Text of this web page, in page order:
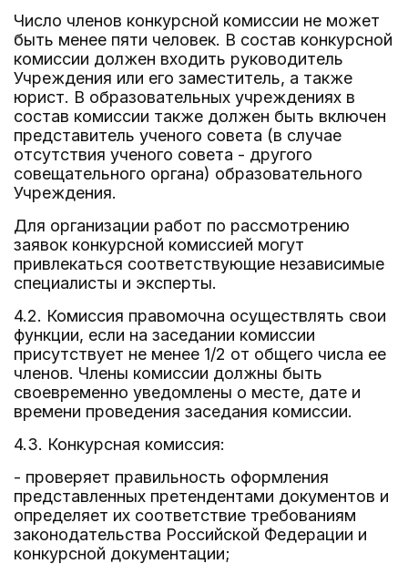
Число членов конкурсной комиссии не может
быть менее пяти человек. В состав конкурсной
комиссии должен входить руководитель
Учреждения или его заместитель, а также
юрист. В образовательных учреждениях в
состав комиссии также должен быть включен
представитель ученого совета (в случае
отсутствия ученого совета - другого
совещательного органа) образовательного
Учреждения.
Для организации работ по рассмотрению
заявок конкурсной комиссией могут
привлекаться соответствующие независимые
специалисты и эксперты.
4.2. Комиссия правомочна осуществлять свои
функции, если на заседании комиссии
присутствует не менее 1/2 от общего числа ее
членов. Члены комиссии должны быть
своевременно уведомлены о месте, дате и
времени проведения заседания комиссии.
4.3. Конкурсная комиссия:
- проверяет правильность оформления
представленных претендентами документов и
определяет их соответствие требованиям
законодательства Российской Федерации и
конкурсной документации;